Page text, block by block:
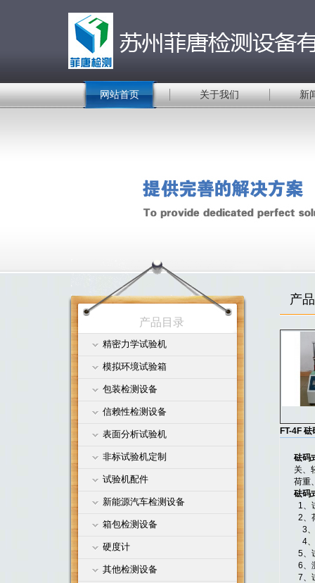
网站首页 关于我们 新
产品目录
精密力学试验机
模拟环境试验箱
包装检测设备
信赖性检测设备
表面分析试验机
非标试验机定制
试验机配件
新能源汽车检测设备
箱包检测设备
硬度计
其他检测设备
产
FT-4F
砝码
关、
荷重
砝码
1、
2、
3、
4、
5、
6、
7、